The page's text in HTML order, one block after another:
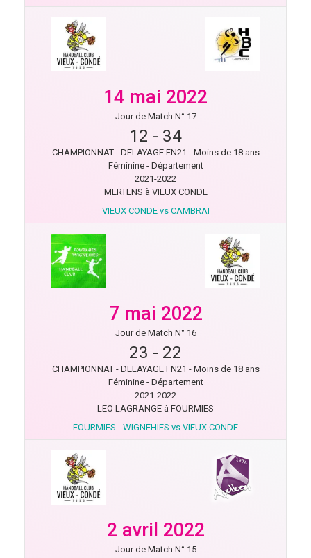
14 mai 2022
Jour de Match N° 17
12 - 34
CHAMPIONNAT - DELAYAGE FN21 - Moins de 18 ans
Féminine - Département
2021-2022
MERTENS à VIEUX CONDE
VIEUX CONDE vs CAMBRAI
7 mai 2022
Jour de Match N° 16
23 - 22
CHAMPIONNAT - DELAYAGE FN21 - Moins de 18 ans
Féminine - Département
2021-2022
LEO LAGRANGE à FOURMIES
FOURMIES - WIGNEHIES vs VIEUX CONDE
2 avril 2022
Jour de Match N° 15